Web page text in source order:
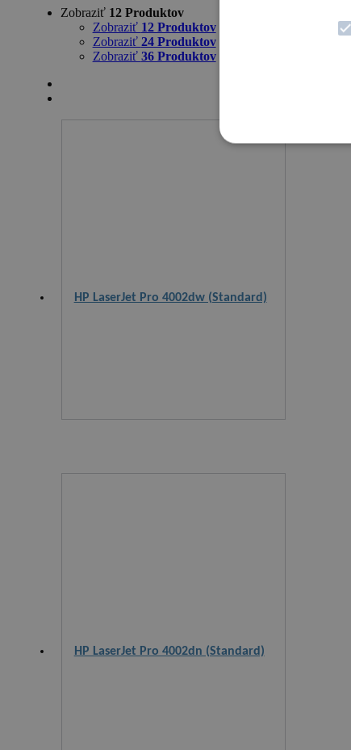
Zobraziť 12 Produktov
Zobraziť 12 Produktov
Zobraziť 24 Produktov
Zobraziť 36 Produktov
HP LaserJet Pro 4002dw (Standard)
HP LaserJet Pro 4002dn (Standard)